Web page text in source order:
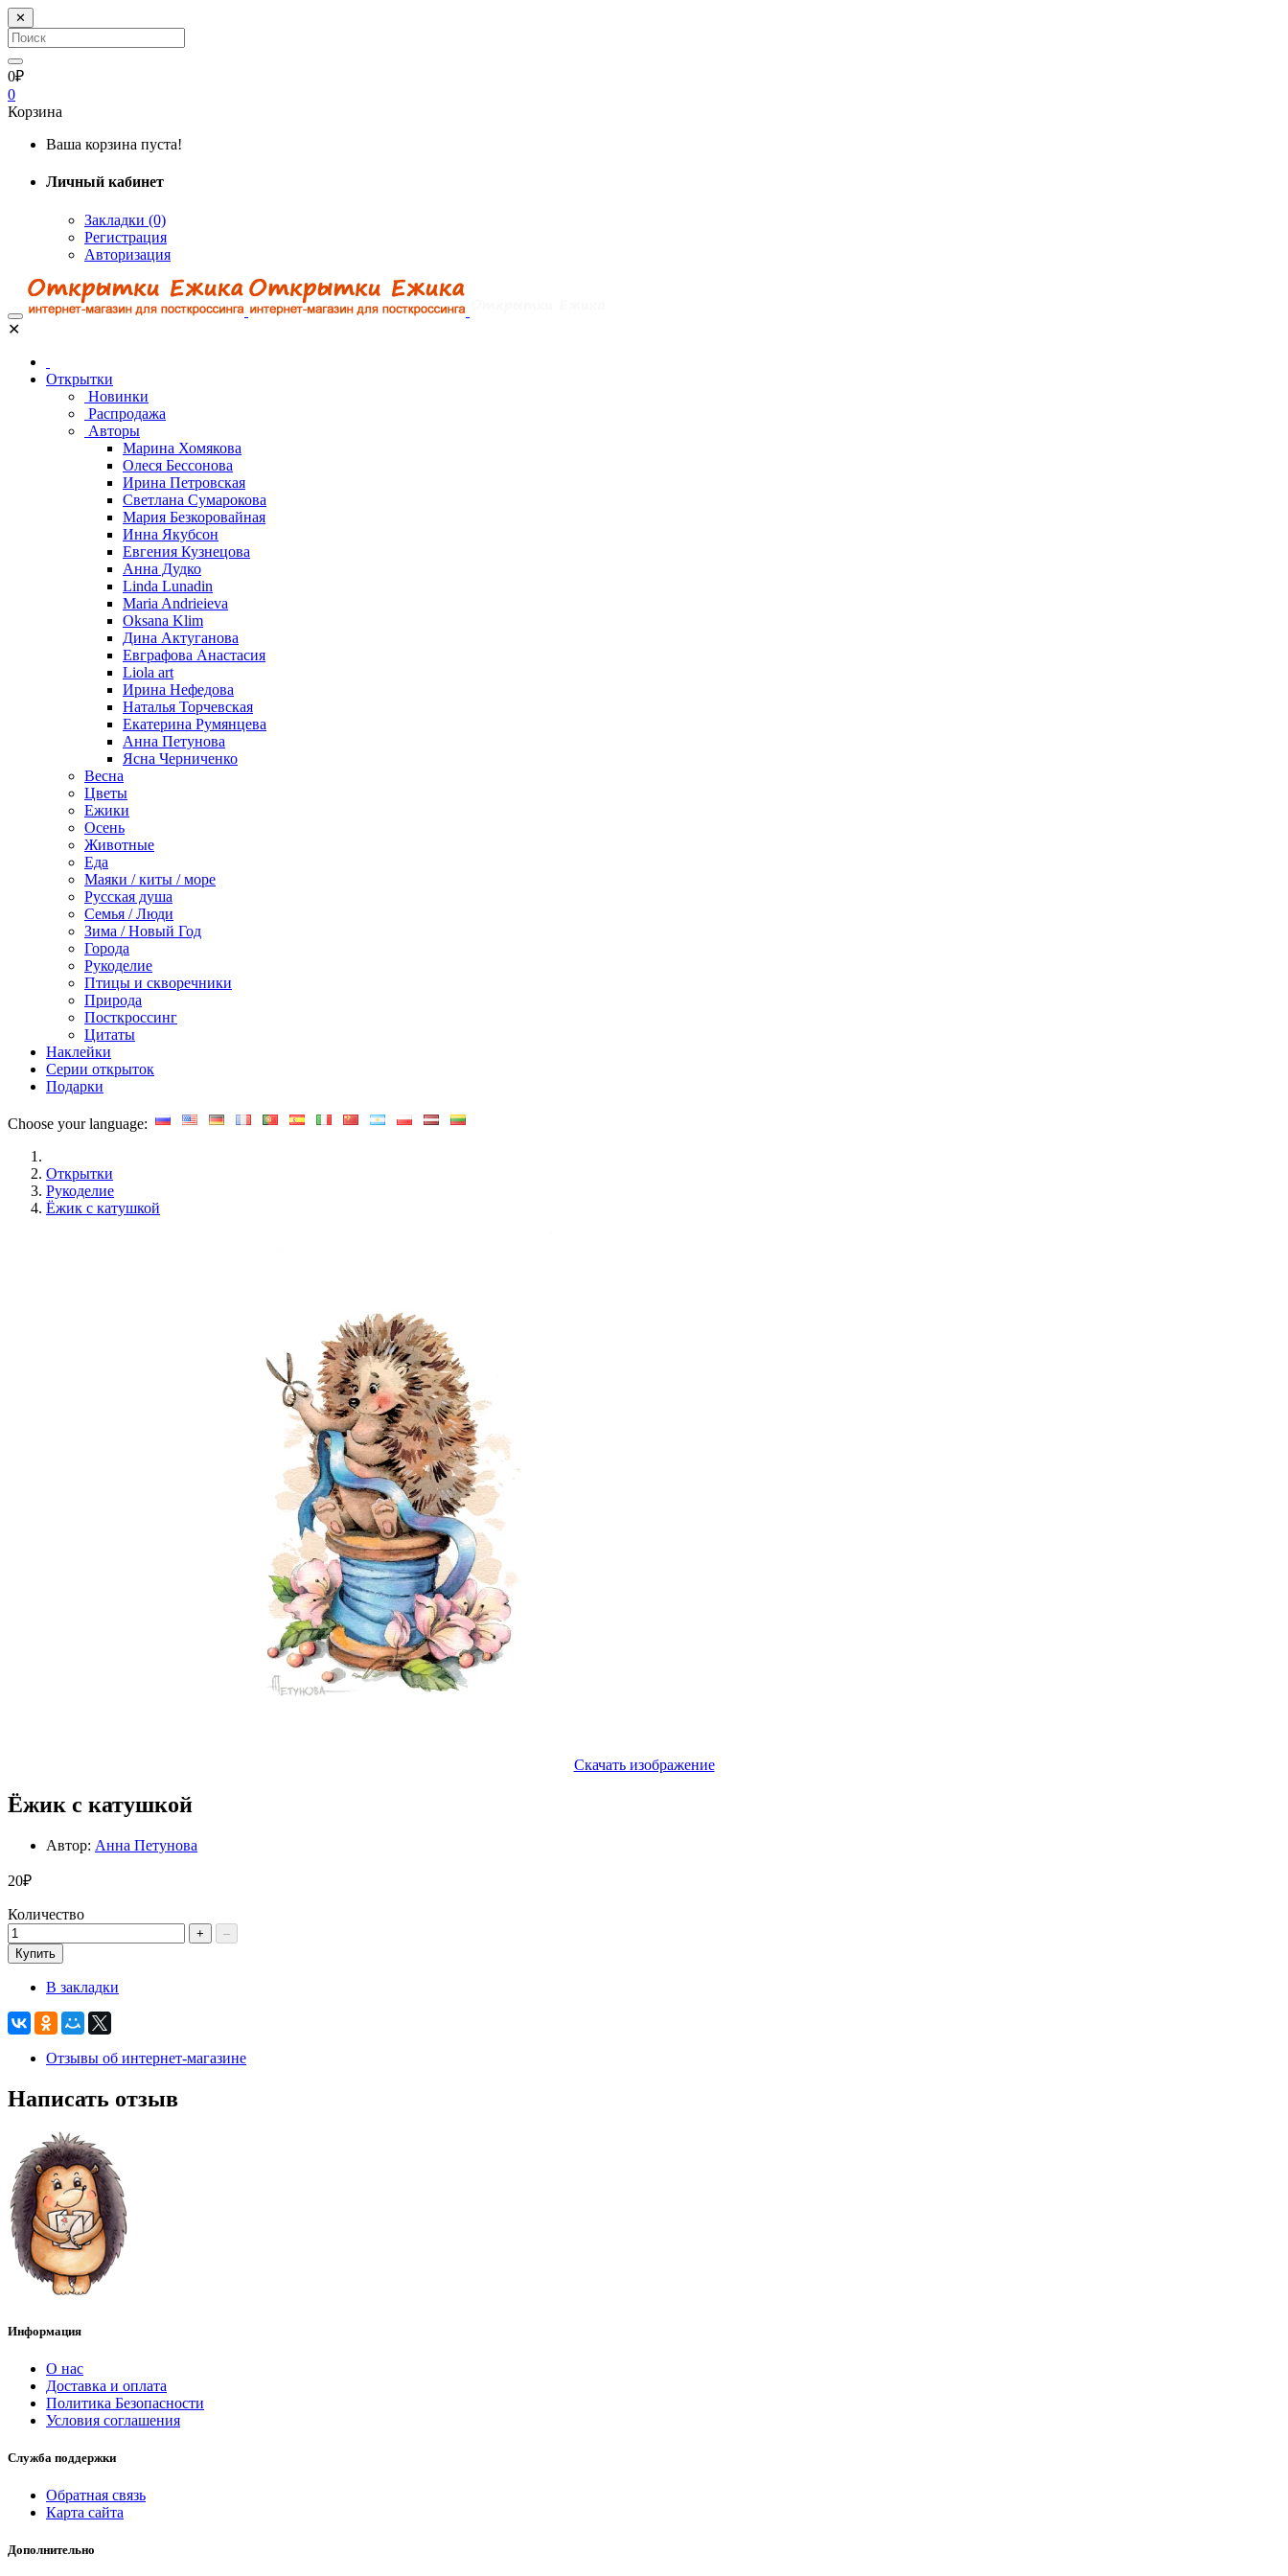
✕
0₽
0
Корзина
Ваша корзина пуста!
Личный кабинет
Закладки (0)
Регистрация
Авторизация
✕
Открытки
Новинки
Распродажа
Авторы
Марина Хомякова
Олеся Бессонова
Ирина Петровская
Светлана Сумарокова
Мария Безкоровайная
Инна Якубсон
Евгения Кузнецова
Анна Дудко
Linda Lunadin
Maria Andrieieva
Oksana Klim
Дина Актуганова
Евграфова Анастасия
Liola art
Ирина Нефедова
Наталья Торчевская
Екатерина Румянцева
Анна Петунова
Ясна Черниченко
Весна
Цветы
Ежики
Осень
Животные
Еда
Маяки / киты / море
Русская душа
Семья / Люди
Зима / Новый Год
Города
Рукоделие
Птицы и скворечники
Природа
Посткроссинг
Цитаты
Наклейки
Серии открыток
Подарки
Choose your language:
Открытки
Рукоделие
Ёжик с катушкой
Скачать изображение
Ёжик с катушкой
Автор: Анна Петунова
20₽
Количество
+
–
Купить
В закладки
Отзывы об интернет-магазине
Написать отзыв
Информация
О нас
Доставка и оплата
Политика Безопасности
Условия соглашения
Служба поддержки
Обратная связь
Карта сайта
Дополнительно